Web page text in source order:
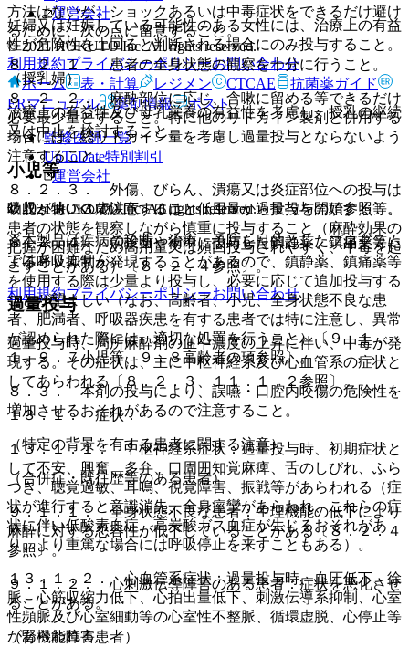
妊婦又は妊娠している可能性のある女性には、治療上の有益
性が危険性を上回ると判断される場合にのみ投与すること。
（授乳婦）
治療上の有益性及び母乳栄養の有益性を考慮し、授乳の継続
又は中止を検討すること。
小児等
幼児＜特に３歳以下＞には、低用量から投与を開始する等、
患者の状態を観察しながら慎重に投与すること（麻酔効果の
把握が困難なため高用量又は頻回投与されやすく、中毒を起
こすことがある）〔８．２．４参照〕。
過量投与
過量投与時、局所麻酔剤の血中濃度の上昇に伴い、中毒が発
現する。その症状は、主に中枢神経系及び心血管系の症状と
してあらわれる〔８．２．３、１１．１．２参照〕。
１３．１． 症状：
１３．１．１． 中枢神経系症状：過量投与時、初期症状と
して不安、興奮、多弁、口周囲知覚麻痺、舌のしびれ、ふら
つき、聴覚過敏、耳鳴、視覚障害、振戦等があらわれる（症
状が進行すると意識消失、全身痙攣があらわれ、これらの症
状に伴い低酸素血症、高炭酸ガス血症が生じるおそれがあ
り、より重篤な場合には呼吸停止を来すこともある）。
１３．１．２． 心血管系症状：過量投与時、血圧低下、徐
脈、心筋収縮力低下、心拍出量低下、刺激伝導系抑制、心室
性頻脈及び心室細動等の心室性不整脈、循環虚脱、心停止等
があらわれる。
方法はないが、ショックあるいは中毒症状をできるだけ避け
るために、次の点に留意すること。
８．２．１． 患者の全身状態の観察を十分に行うこと。
８．２．２． 麻酔部位に応じ、含嗽に留める等できるだけ
必要最少量とすること。特に他のリドカイン製剤と併用する
場合には、総リドカイン量を考慮し過量投与とならないよう
注意すること。
８．２．３． 外傷、びらん、潰瘍又は炎症部位への投与は
吸収が速いので注意すること〔１３．過量投与の項参照〕。
８．２．４． 前投薬や術中に投与した鎮静薬、鎮痛薬等に
よる呼吸抑制が発現することがあるので、鎮静薬、鎮痛薬等
を使用する際は少量より投与し、必要に応じて追加投与する
ことが望ましい（なお、高齢者、小児、全身状態不良な患
者、肥満者、呼吸器疾患を有する患者では特に注意し、異常
が認められた際には、適切な処置を行うこと）〔９．１．
１、９．７小児等、９．８高齢者の項参照〕。
８．３． 本剤の投与により、誤嚥・口腔内咬傷の危険性を
増加させるおそれがあるので注意すること。
（特定の背景を有する患者に関する注意）
（合併症・既往歴等のある患者）
９．１．１． 全身状態不良な患者：生理機能の低下により
麻酔に対する忍容性が低下していることがある〔８．２．４
参照〕。
９．１．２． 心刺激伝導障害のある患者：症状を悪化させ
ることがある。
（腎機能障害患者）
運営会社
© 2021 HOKUTO Inc. All rights reserved.
利用規約プライバシーポリシーお問い合わせ
ホーム
表・計算 レジメン CTCAE
抗菌薬ガイド
ERマニュアル
薬剤情報 ポスト
監修医師一覧
UpToDate特別割引
運営会社
© 2021 HOKUTO Inc. All rights reserved.
※本製品は疾病の診断・治療・予防を目的としたプログラム
ではありません。
利用規約プライバシーポリシーお問い合わせ